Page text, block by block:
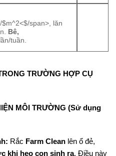
$m^2<$/span>, lăn
Bê,
tuần.
TRƯỜNG HỢP CỤ
MÔI TRƯỜNG (Sử dụng
Rắc Farm Cleanlên ổ đẻ,
khi heo con sinh ra. Điều này